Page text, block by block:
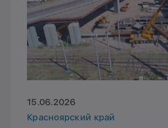
15.06.2026
Красноярский край